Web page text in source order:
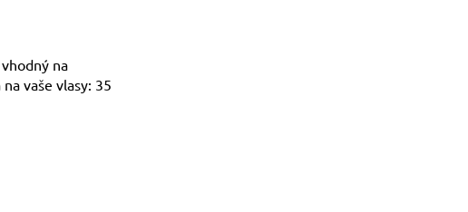
na
vaše vlasy: 35